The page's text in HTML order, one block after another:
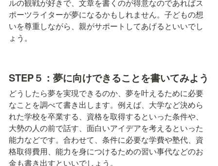
ルの観戦が好きで、文章を書くのが得意なのであればス
ポーツライターが夢になるかもしれません。子どもの想
いを尊重しながら、親がサポートしてあげるといいでし
ょう。
STEP５： 夢に向けできることを書いてみよう
どうしたら夢を実現できるのか、夢を叶えるために必要
なことを調べて書き出します。例えば、大学など決めら
れた学校を卒業する、資格を取得するといった条件や、
大勢の人の前で話す、面白いアイデアを考えるといった
能力などです。合わせて、条件に必要な学費や塾代、資
格取得費用、能力を身につけるための習い事代などのお
金も書き出すといいでしょう。